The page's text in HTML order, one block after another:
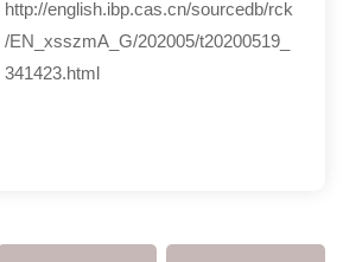
http://english.ibp.cas.cn/sourcedb/rck
/EN_xsszmA_G/202005/t20200519_
341423.html